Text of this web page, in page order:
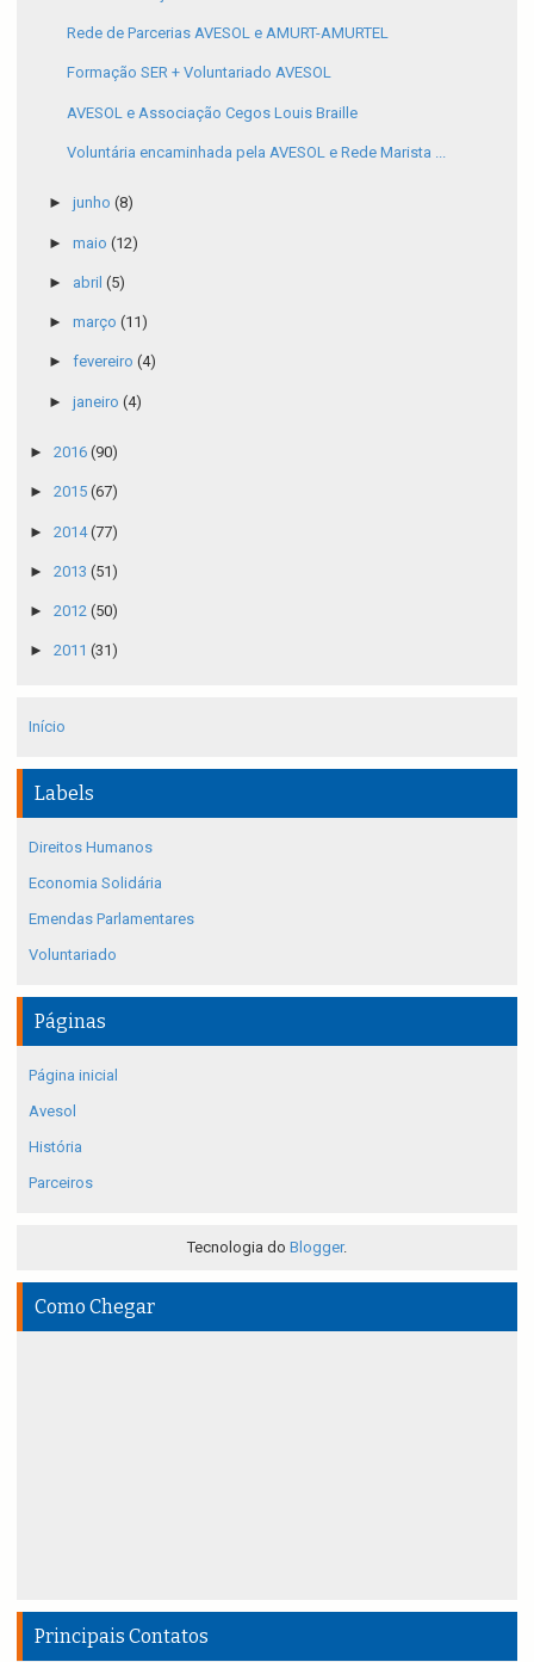
Rede de Parcerias AVESOL e AMURT-AMURTEL
Formação SER + Voluntariado AVESOL
AVESOL e Associação Cegos Louis Braille
Voluntária encaminhada pela AVESOL e Rede Marista ...
► junho (8)
► maio (12)
► abril (5)
► março (11)
► fevereiro (4)
► janeiro (4)
► 2016 (90)
► 2015 (67)
► 2014(77)
► 2013 (51)
► 2012 (50)
► 2011 (31)
Início
Labels
Direitos Humanos
Economia Solidária
Emendas Parlamentares
Voluntariado
Páginas
Página inicial
Avesol
História
Parceiros
Tecnologia do Blogger.
Como Chegar
Principais Contatos